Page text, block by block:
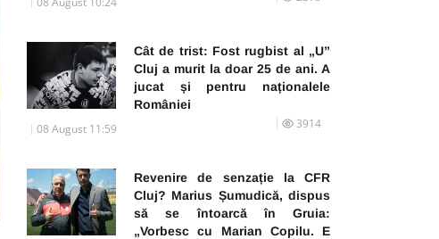
Cât de trist: Fost rugbist al „U”
Cluj a murit la doar 25 de ani. A
jucat și pentru naționalele
României
08 August 11:59 3914
Revenire de senzație la CFR
Cluj? Marius Șumudică, dispus
să se întoarcă în Gruia:
„Vorbesc cu Marian Copilu. E